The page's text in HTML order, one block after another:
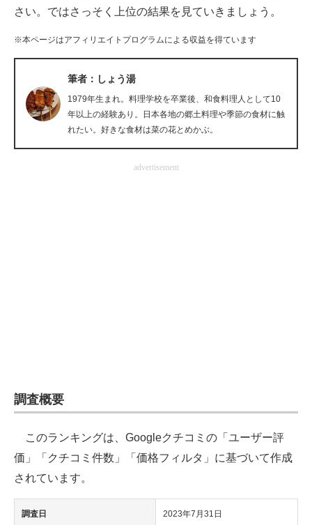
スマホと通信の最新トレンド
進化するPCとデバイスの未来
ビジネスと働き方のヒント
AI活用のいまが分かる
エレクトロニクス専門サイト
エネルギーの専門メディア
建設×テクノロジーの最前線
ちょっと気になるネットの話題
さい。ではさっそく上位の結果を見ていきましょう。
※本ページはアフィリエイトプログラムによる収益を得ています
筆者：しょう湯
1979年生まれ。料理学校を卒業後、和食料理人として10
年以上の経験あり。日本各地の郷土料理や季節の食材に触
れたい。好きな食材は菜の花とめかぶ。
advertisement
調査概要
このランキングは、Googleクチコミの「ユーザー評
価」「クチコミ件数」「価格フィルタ」に基づいて作成
されています。
調査日 2023年7月31日